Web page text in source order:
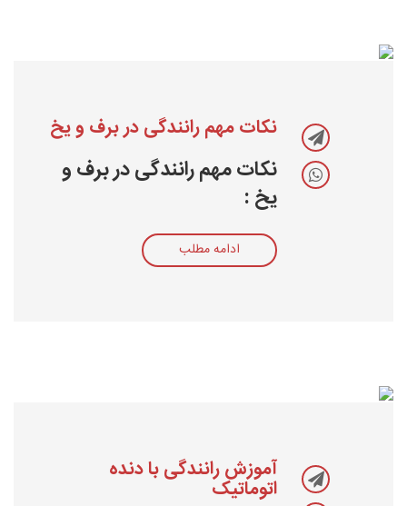
نکات مهم رانندگی در برف و یخ
نکات مهم رانندگی در برف و
یخ :
ادامه مطلب
آموزش رانندگی با دنده
اتوماتیک